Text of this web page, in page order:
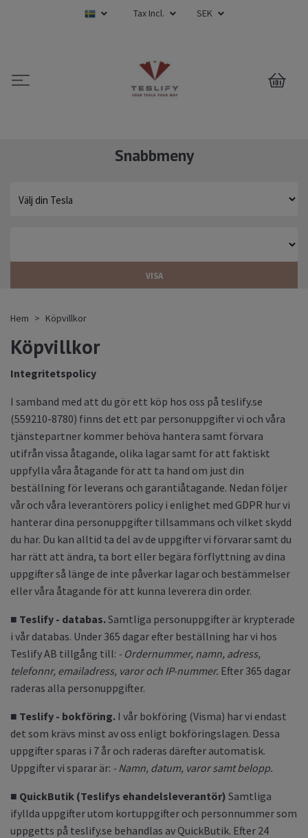
Tax Incl. SEK
0
Snabbmeny
VISA
Hem Köpvillkor
Köpvillkor
Integritetspolicy
I samband med att du gör ett köp hos oss på teslify.se
(559210-8780) finns det ett par personuppgifter vi och våra
tjänstepartner kommer behöva hantera samt förvara
utifrån vissa åtagande, olika lagar samt för att faktiskt
uppfylla våra åtagande för att ta hand om just din
beställning för leverans och garantiåtagande. Nedan följer
vår och våra leverantörers policy i enlighet med GDPR hur vi
hanterar dina personuppgifter tillsammans och vilket skydd
du har. Du kan alltid ta del av de uppgifter vi förvarar samt du
har rätt att ändra, ta bort eller begära förflyttning av dina
uppgifter så länge de inte påverkar lagar och bestämmelser
eller våra åtagande för att kunna leverera din order.
■ Teslify - databas.Samtliga personuppgifter är krypterade
i vår databas. Under 365 dagar efter beställning har vi hos
Teslify AB tillgång till: - Ordernummer, namn, adress,
telefonnr, emailadress, varor och IP-nummer. Efter 365 dagar
raderas alla personuppgifter.
■ Teslify - bokföring. I vår bokföring (Visma) har vi endast
det som krävs minst av oss enligt bokföringslagen. Dessa
uppgifter sparas i 7 år och raderas därefter automatisk.
Uppgifter vi sparar är: - Namn, datum, varor samt belopp.
■ QuickButik (Teslifys ehandelsleverantör) Samtliga
ifyllda uppgifter utom kortuppgifter och personnummer som
uppgetts på teslify.se behandlas av QuickButik. Efter 24